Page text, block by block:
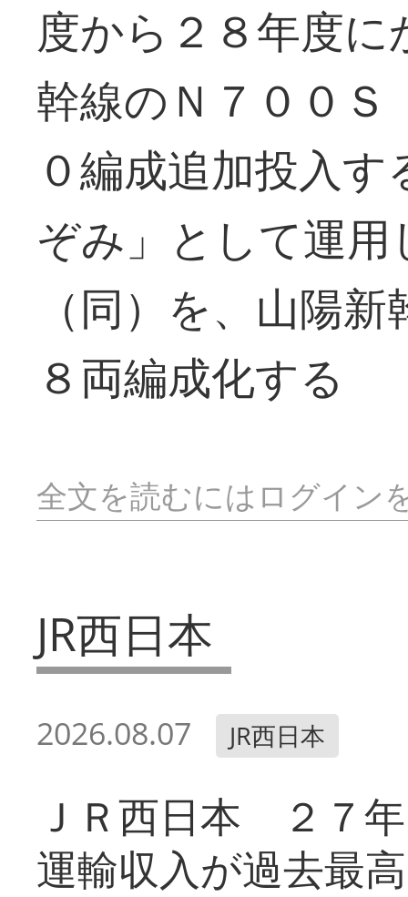
度から２８年度
幹線のＮ７００Ｓ
０編成追加投入
ぞみ」として運
（同）を、山陽
８両編成化する
全文を読むにはログイン
JR西日本
2026.08.07 JR西日本
ＪＲ西日本 ２７
運輸収入が過去最高